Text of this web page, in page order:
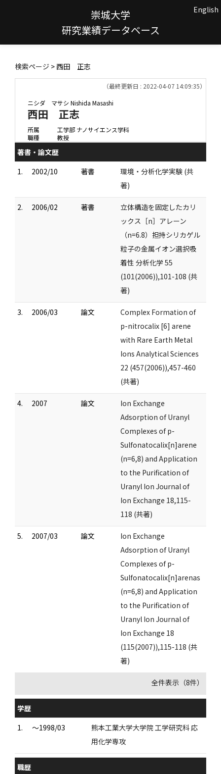
崇城大学
研究業績データベース
English
検索ページ > 西田 正志
（最終更新日 : 2022-04-07 14:09:35）
ニシダ マサシ Nishida Masashi
西田 正志
所属
工学部 ナノサイエンス学科
職種
教授
著書・論文歴
1.
2002/10 著書
環境・分析化学実験 (共
著)
2. 2006/02 著書
立体構造を固定したカリ
ックス［n］アレーン
（n=6.8）担持シリカゲル
粒子の金属イオン選択吸
着性 分析化学 55
(101(2006)),101-108 (共
著)
3. 2006/03 論文
Complex Formation of
p-nitrocalix [6] arene
with Rare Earth Metal
Ions Analytical Sciences
22 (457(2006)),457-460
(共著)
4. 2007 論文
Ion Exchange
Adsorption of Uranyl
Complexes of p-
Sulfonatocalix[n]arene
(n=6,8) and Application
to the Purification of
Uranyl Ion Journal of
Ion Exchange 18,115-
118 (共著)
5. 2007/03 論文
Ion Exchange
Adsorption of Uranyl
Complexes of p-
Sulfonatocalix[n]arenas
(n=6,8) and Application
to the Purification of
Uranyl Ion Journal of
Ion Exchange 18
(115(2007)),115-118 (共
著)
全件表示（8件）
学歴
1.
～1998/03
熊本工業大学大学院 工学研究科 応
用化学専攻
職歴